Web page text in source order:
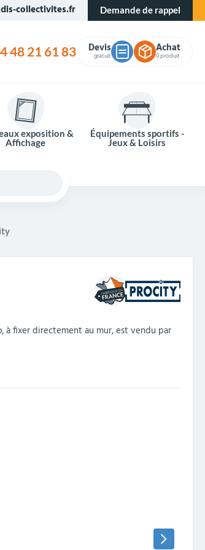
collectivites.fr Demande de rappel
48 21 61 83 Devis
gratuit
Achat
0 produit
exposition &
Affichage
Équipements sportifs -
Jeux & Loisirs
à fixer directement au mur, est vendu par